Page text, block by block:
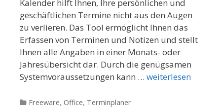
Kalender hilft Ihnen, Ihre persönlichen und
geschäftlichen Termine nicht aus den Augen
zu verlieren. Das Tool ermöglicht Ihnen das
Erfassen von Terminen und Notizen und stellt
Ihnen alle Angaben in einer Monats- oder
Jahresübersicht dar. Durch die genügsamen
Systemvoraussetzungen kann … weiterlesen
Kategorien
Freeware, Office, Terminplaner